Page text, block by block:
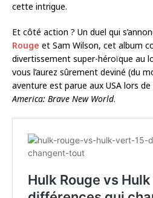
cette intrigue.
Et côté action ? Un duel qui
Rouge et Sam Wilson, cet album
divertissement super-héroïque au
vous l’aurez sûrement deviné (du
aventure est parue aux USA lors
America: Brave New World.